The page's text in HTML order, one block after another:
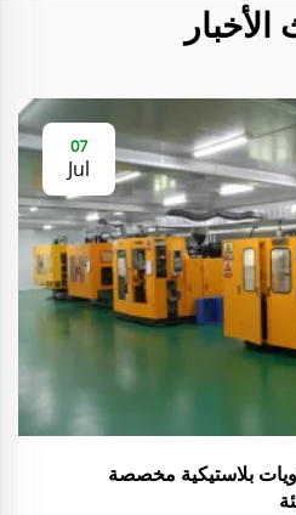
07
Jul
بلاستيكية مخصصة